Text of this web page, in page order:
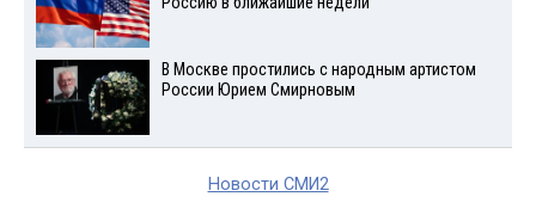
В Москве простились с народным артистом
России Юрием Смирновым
Новости СМИ2